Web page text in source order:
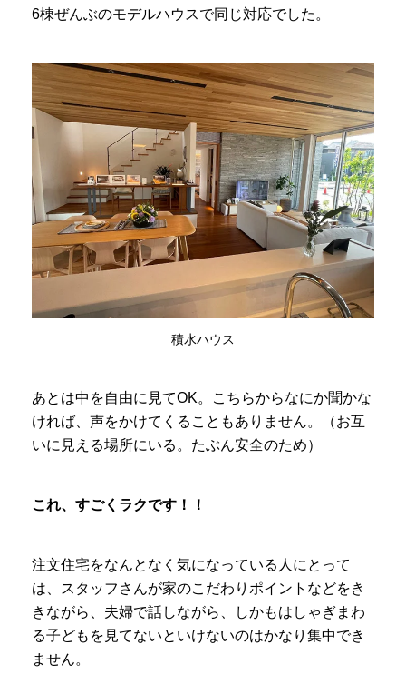
6棟ぜんぶのモデルハウスで同じ対応でした。
積水ハウス
あとは中を自由に見てOK。こちらからなにか聞かな
ければ、声をかけてくることもありません。（お互
いに見える場所にいる。たぶん安全のため）
これ、すごくラクです！！
注文住宅をなんとなく気になっている人にとって
は、スタッフさんが家のこだわりポイントなどをき
きながら、夫婦で話しながら、しかもはしゃぎまわ
る子どもを見てないといけないのはかなり集中でき
ません。